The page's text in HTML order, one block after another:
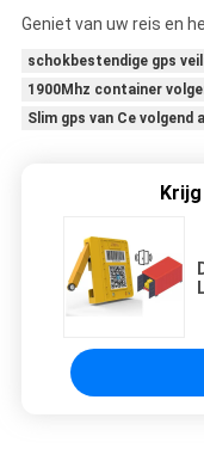
Geniet van uw reis en
schokbestendige gps
1900Mhz container
Slim gps van Ce volgend